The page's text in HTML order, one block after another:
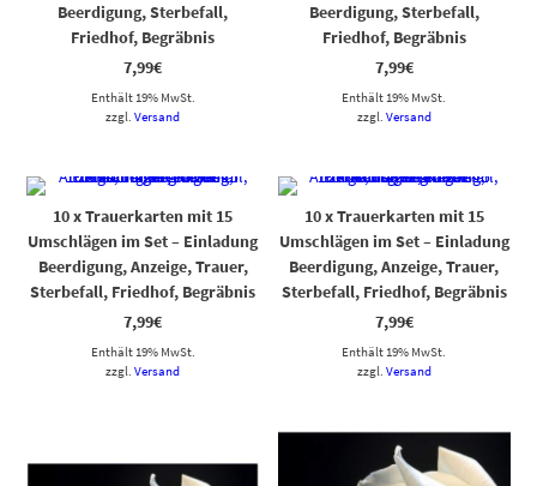
Beerdigung, Sterbefall,
Friedhof, Begräbnis
7,99€
Enthält 19% MwSt.
zzgl.Versand
Beerdigung, Sterbefall,
Friedhof, Begräbnis
7,99€
Enthält 19% MwSt.
zzgl. Versand
10 x Trauerkarten mit 15
Umschlägen im Set – Einladung
Beerdigung, Anzeige, Trauer,
Sterbefall, Friedhof, Begräbnis
7,99€
Enthält 19% MwSt.
zzgl.Versand
10 x Trauerkarten mit 15
Umschlägen im Set – Einladung
Beerdigung, Anzeige, Trauer,
Sterbefall, Friedhof, Begräbnis
7,99€
Enthält 19% MwSt.
zzgl. Versand